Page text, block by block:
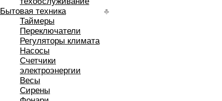
Бытовая техника
Таймеры
Переключатели
Регуляторы климата
Насосы
Счетчики
электроэнергии
Весы
Сирены